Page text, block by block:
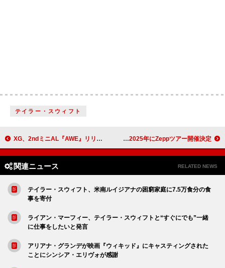
テイラー・スウィフト
XG、2ndミニAL『AWE』リリース＆リード楽曲「HOWLING」MV公開 乃紫、2025年にZeppツアー開催決定
関連ニュース RELATED NEWS
テイラー・スウィフト、米南ルイジアナの困窮家庭に7.5万食分の食
事を寄付
ライアン・マーフィー、テイラー・スウィフトと“すぐにでも”一緒
に仕事をしたいと発言
アリアナ・グランデが映画『ウィキッド』にキャスティングされた
ことにシンシア・エリヴォが感謝